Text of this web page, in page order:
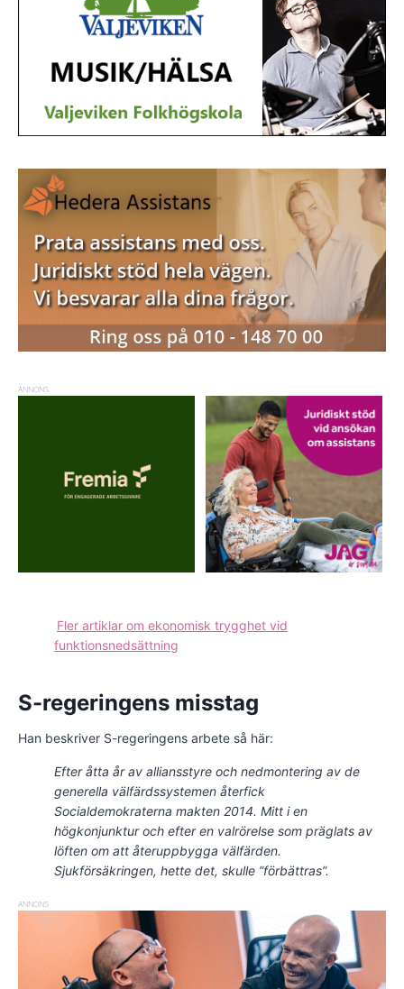
ANNONS
Fler artiklar om ekonomisk trygghet vid
funktionsnedsättning
S-regeringens misstag
Han beskriver S-regeringens arbete så här:
Efter åtta år av alliansstyre och nedmontering av de
generella välfärdssystemen återfick
Socialdemokraterna makten 2014. Mitt i en
högkonjunktur och efter en valrörelse som präglats av
löften om att återuppbygga välfärden.
Sjukförsäkringen, hette det, skulle ”förbättras”.
ANNONS